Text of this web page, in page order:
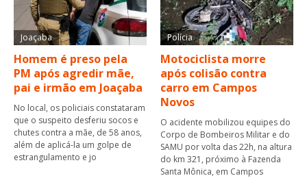
Joaçaba
Homem é preso pela
PM após agredir mãe,
pai e irmão em Joaçaba
No local, os policiais constataram
que o suspeito desferiu socos e
chutes contra a mãe, de 58 anos,
além de aplicá-la um golpe de
estrangulamento e jo
Polícia
Motociclista morre
após colisão contra
carro em Campos
Novos
O acidente mobilizou equipes do
Corpo de Bombeiros Militar e do
SAMU por volta das 22h, na altura
do km 321, próximo à Fazenda
Santa Mônica, em Campos